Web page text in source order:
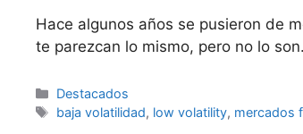
Hace algunos años se pusieron de
te parezcan lo mismo, pero no lo son.
Categorías
Destacados
Etiquetas
baja volatilidad, low volatility, mercados